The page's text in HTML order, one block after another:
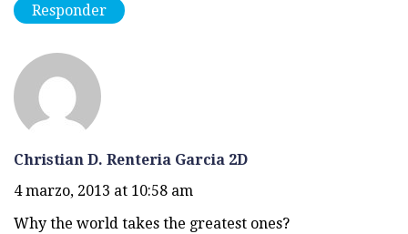
Responder
Christian D. Renteria Garcia 2D
4 marzo, 2013 at 10:58 am
Why the world takes the greatest ones?